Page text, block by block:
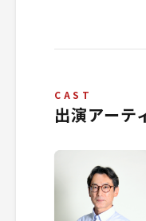
CAST
出演アーテ